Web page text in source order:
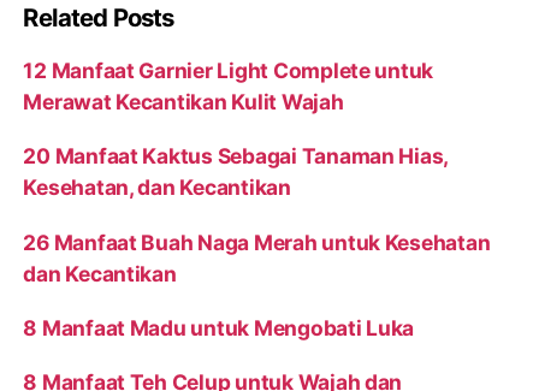
Related Posts
12 Manfaat Garnier Light Complete untuk
Merawat Kecantikan Kulit Wajah
20 Manfaat Kaktus Sebagai Tanaman Hias,
Kesehatan, dan Kecantikan
26 Manfaat Buah Naga Merah untuk Kesehatan
dan Kecantikan
8 Manfaat Madu untuk Mengobati Luka
8 Manfaat Teh Celup untuk Wajah dan